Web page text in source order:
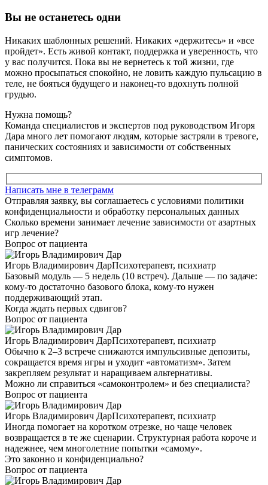
Вы не останетесь одни
Никаких шаблонных решений. Никаких «держитесь» и «все
пройдет». Есть живой контакт, поддержка и уверенность, что
у вас получится. Пока вы не вернетесь к той жизни, где
можно просыпаться спокойно, не ловить каждую пульсацию в
теле, не бояться будущего и наконец-то вдохнуть полной
грудью.
Нужна помощь?
Команда специалистов и экспертов под руководством Игоря
Дара много лет помогают людям, которые застряли в тревоге,
панических состояниях и зависимости от собственных
симптомов.
Написать мне в телеграмм
Отправляя заявку, вы соглашаетесь с условиями политики
конфиденциальности и обработку персональных данных
Сколько времени занимает лечение зависимости от азартных
игр лечение?
Вопрос от пациента
Игорь Владимирович ДарПсихотерапевт, психиатр
Базовый модуль — 5 недель (10 встреч). Дальше — по задаче:
кому-то достаточно базового блока, кому-то нужен
поддерживающий этап.
Когда ждать первых сдвигов?
Вопрос от пациента
Игорь Владимирович ДарПсихотерапевт, психиатр
Обычно к 2–3 встрече снижаются импульсивные депозиты,
сокращается время игры и уходит «автоматизм». Затем
закрепляем результат и наращиваем альтернативы.
Можно ли справиться «самоконтролем» и без специалиста?
Вопрос от пациента
Игорь Владимирович ДарПсихотерапевт, психиатр
Иногда помогает на коротком отрезке, но чаще человек
возвращается в те же сценарии. Структурная работа короче и
надежнее, чем многолетние попытки «самому».
Это законно и конфиденциально?
Вопрос от пациента